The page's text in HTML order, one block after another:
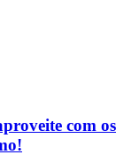
com os